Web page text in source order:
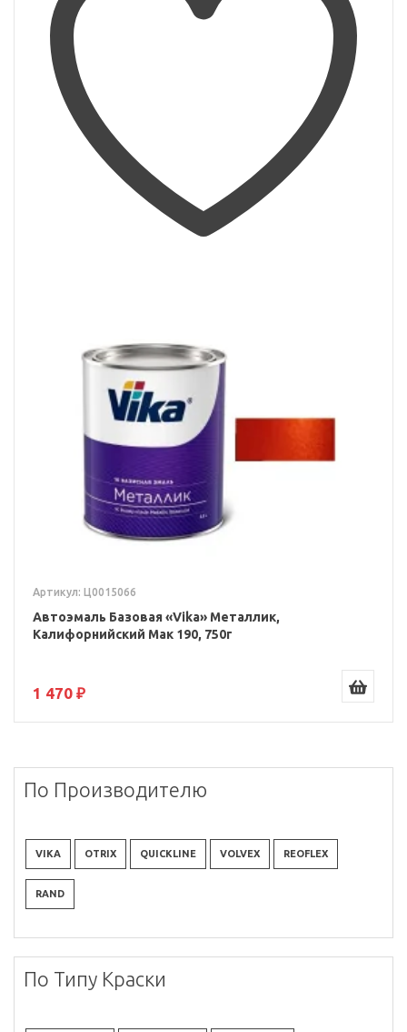
Артикул: Ц0015066
Автоэмаль Базовая «Vika» Металлик,
Калифорнийский Мак 190, 750г
1 470 ₽
По Производителю
VIKA OTRIX QUICKLINE VOLVEX REOFLEX
RAND
По Типу Краски